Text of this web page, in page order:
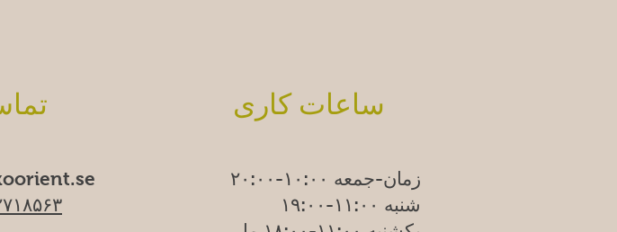
ساعات کاری
زمان-جمعه ۱۰:۰۰-۲۰:۰۰
شنبه ۱۱:۰۰-۱۹:۰۰